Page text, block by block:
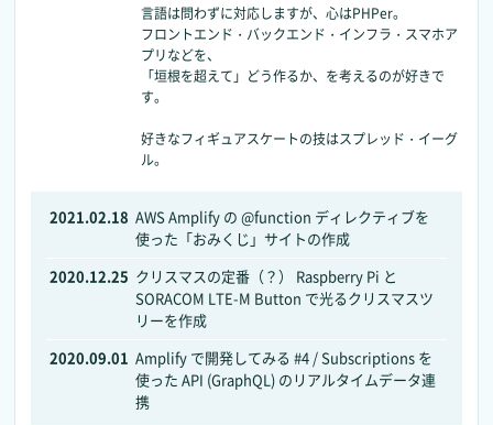
言語は問わずに対応しますが、心はPHPer。
フロントエンド・バックエンド・インフラ・スマホア
プリなどを、
「垣根を超えて」どう作るか、を考えるのが好きで
す。
好きなフィギュアスケートの技はスプレッド・イーグ
ル。
2021.02.18 AWS Amplify の @function ディレクティブを
使った「おみくじ」サイトの作成
2020.12.25 クリスマスの定番（？） Raspberry Pi と
SORACOM LTE-M Button で光るクリスマスツ
リーを作成
2020.09.01 Amplify で開発してみる #4 / Subscriptions を
使った API (GraphQL) のリアルタイムデータ連
携